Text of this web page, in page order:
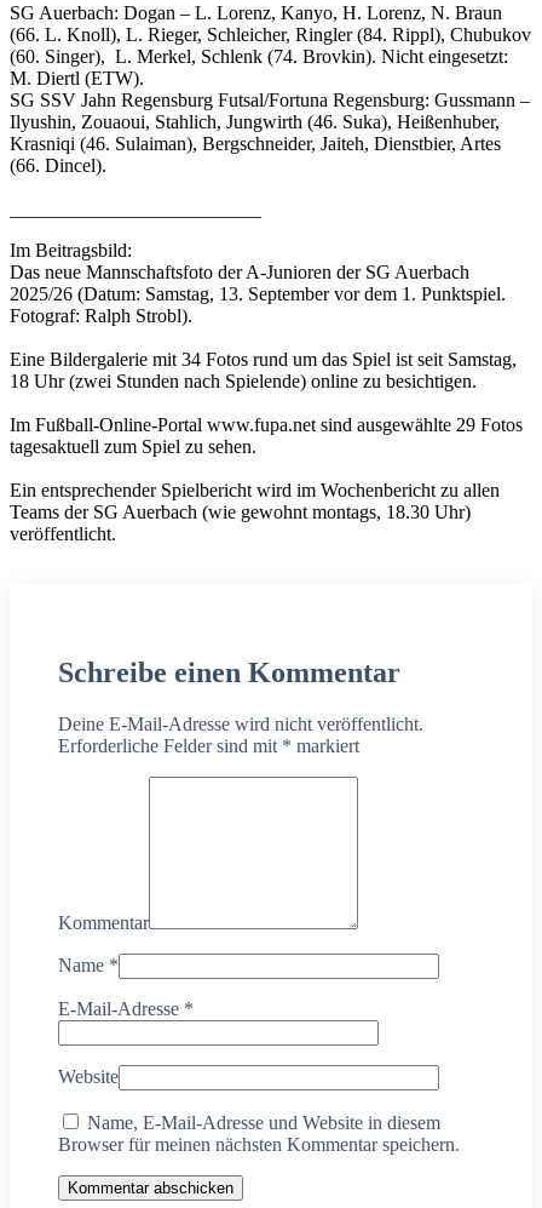
SG Auerbach: Dogan – L. Lorenz, Kanyo, H. Lorenz, N. Braun
(66. L. Knoll), L. Rieger, Schleicher, Ringler (84. Rippl), Chubukov
(60. Singer), L. Merkel, Schlenk (74. Brovkin). Nicht eingesetzt:
M. Diertl (ETW).
SG SSV Jahn Regensburg Futsal/Fortuna Regensburg: Gussmann –
Ilyushin, Zouaoui, Stahlich, Jungwirth (46. Suka), Heißenhuber,
Krasniqi (46. Sulaiman), Bergschneider, Jaiteh, Dienstbier, Artes
(66. Dincel).
Im Beitragsbild:
Das neue Mannschaftsfoto der A-Junioren der SG Auerbach
2025/26 (Datum: Samstag, 13. September vor dem 1. Punktspiel.
Fotograf: Ralph Strobl).
Eine Bildergalerie mit 34 Fotos rund um das Spiel ist seit Samstag,
18 Uhr (zwei Stunden nach Spielende) online zu besichtigen.
Im Fußball-Online-Portal www.fupa.net sind ausgewählte 29 Fotos
tagesaktuell zum Spiel zu sehen.
Ein entsprechender Spielbericht wird im Wochenbericht zu allen
Teams der SG Auerbach (wie gewohnt montags, 18.30 Uhr)
veröffentlicht.
Schreibe einen Kommentar
Deine E-Mail-Adresse wird nicht veröffentlicht.
Erforderliche Felder sind mit * markiert
Kommentar
Name *
E-Mail-Adresse *
Website
Name, E-Mail-Adresse und Website in diesem
Browser für meinen nächsten Kommentar speichern.
Kommentar abschicken